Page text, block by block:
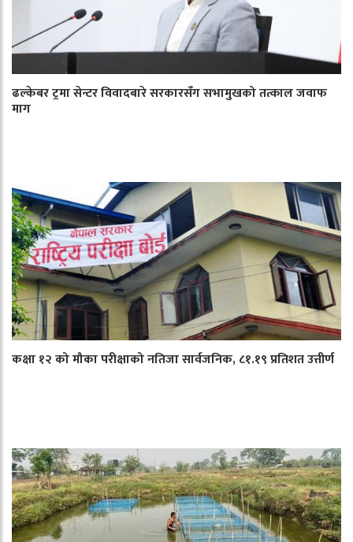
ढल्केबर ट्रमा सेन्टर विवादबारे सरकारसँग सभामुखको तत्काल जवाफ
माग
कक्षा १२ को मौका परीक्षाको नतिजा सार्वजनिक, ८१.१९ प्रतिशत उत्तीर्ण